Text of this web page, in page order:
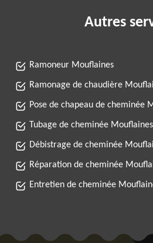
Autres
Ramoneur Mouflaines
Ramonage de chaudière
Pose de chapeau de cheminée
Tubage de cheminée Mouflaines
Débistrage de cheminée
Réparation de cheminée
Entretien de cheminée